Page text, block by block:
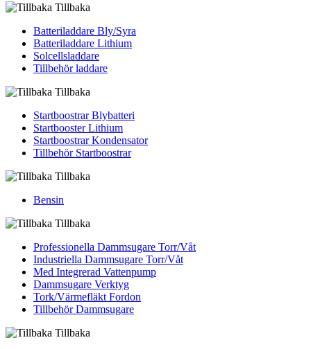
Tillbaka
Batteriladdare Bly/Syra
Batteriladdare Lithium
Solcellsladdare
Tillbehör laddare
Tillbaka
Startboostrar Blybatteri
Startbooster Lithium
Startboostrar Kondensator
Tillbehör Startboostrar
Tillbaka
Bensin
Tillbaka
Professionella Dammsugare Torr/Våt
Industriella Dammsugare Torr/Våt
Med Integrerad Vattenpump
Dammsugare Verktyg
Tork/Värmefläkt Fordon
Tillbehör Dammsugare
Tillbaka